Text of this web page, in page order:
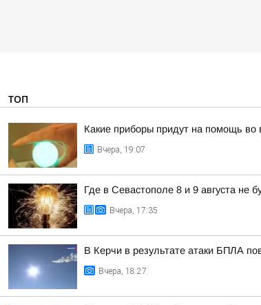
ТОП
Какие приборы придут на помощь
Вчера, 19:07
Где в Севастополе 8 и 9 августа не
Вчера, 17:35
В Керчи в результате атаки БПЛА
Вчера, 18:27